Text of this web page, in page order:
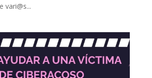
vari@s...